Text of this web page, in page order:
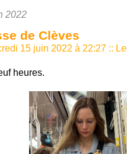
2022
de Clèves
15 juin 2022 à 22:27 ::
heures.